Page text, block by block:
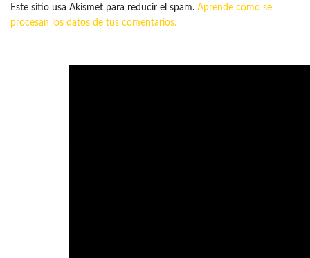
Este sitio usa Akismet para reducir el spam. Aprende cómo se
procesan los datos de tus comentarios.